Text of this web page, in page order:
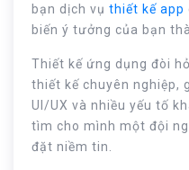
bạn dịch vụ thiết kế app
biến ý tưởng của bạn
Thiết kế ứng dụng đòi
thiết kế chuyên nghiệp,
UI/UX và nhiều yếu tố
tìm cho mình một đội
đặt niềm tin.